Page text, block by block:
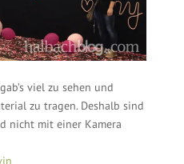
viel zu sehen und
zu tragen. Deshalb sind
nicht mit einer Kamera